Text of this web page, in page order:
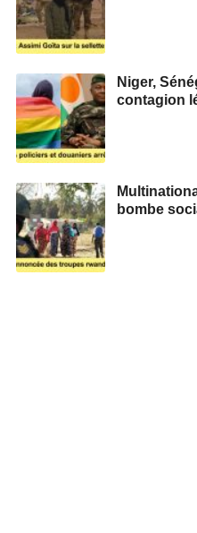
Niger,
contagion
bombe